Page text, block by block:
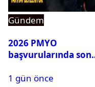
Gündem
2026 PMYO
başvurularında son
1 gün önce